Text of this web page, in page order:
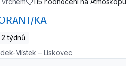
115 hodnocení na Atmoskopu
KA
týdnů
Místek – Lískovec